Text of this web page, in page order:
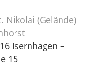
Nikolai (Gelände)
Isernhagen –
15